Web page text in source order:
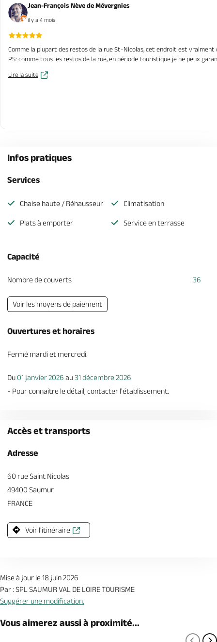
Jean-François Nève de Mévergnies
il y a 4 mois
Comme la plupart des restos de la rue St-Nicolas, cet endroit est
PS: comme tous les restos de la rue, en période touristique je ne peux
Lire la suite
Infos pratiques
Services
Chaise haute / Réhausseur Climatisation
Plats à emporter Service en terrasse
Capacité
Nombre de couverts 36
Voir les moyens de paiement
Ouvertures et horaires
Fermé mardi et mercredi.
Du 01 janvier 2026 au31 décembre 2026
- Pour connaitre le détail, contacter l'établissement.
Accès et transports
Adresse
60 rue Saint Nicolas
49400 Saumur
FRANCE
Voir l'itinéraire
Mise à jour le 18 juin 2026
Par : SPL SAUMUR VAL DE LOIRE TOURISME
Suggérer une modification.
Vous aimerez aussi à proximité...